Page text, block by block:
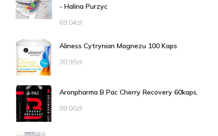
- Halina Purzyc
69,04zł
Aliness Cytrynian Magnezu 100 Kaps
30,99zł
Aronpharma B Pac Cherry Recovery 60kaps.
89,00zł